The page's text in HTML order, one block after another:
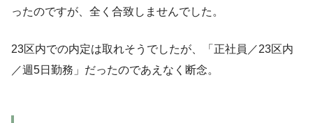
ったのですが、全く合致しませんでした。
23区内での内定は取れそうでしたが、「正社員／23区内
／週5日勤務」だったのであえなく断念。